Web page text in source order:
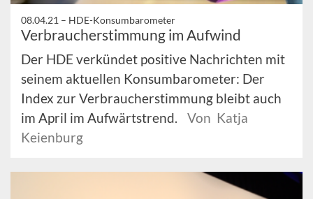
08.04.21 – HDE-Konsumbarometer
Verbraucherstimmung im Aufwind
Der HDE verkündet positive Nachrichten mit
seinem aktuellen Konsumbarometer: Der
Index zur Verbraucherstimmung bleibt auch
im April im Aufwärtstrend.
Von Katja
Keienburg